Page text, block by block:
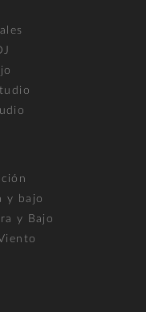
y bajo
y Bajo